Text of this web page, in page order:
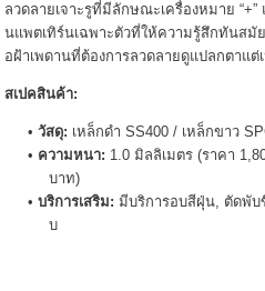
ลวดลายเจาะรูที่มีลักษณะเครื่องหมาย “+”
นแพตเทิร์นเฉพาะตัวที่ให้ความรู้สึกทันสมั
อฝ้าเพดานที่ต้องการลวดลายดูแปลกตาแต่
สเปคสินค้า:
วัสดุ: เหล็กดำ SS400 / เหล็กขาว
ความหนา: 1.0 มิลลิเมตร (ราคา
บาท)
บริการเสริม: มีบริการอบสีฝุ่น, ตัดพับ
บ